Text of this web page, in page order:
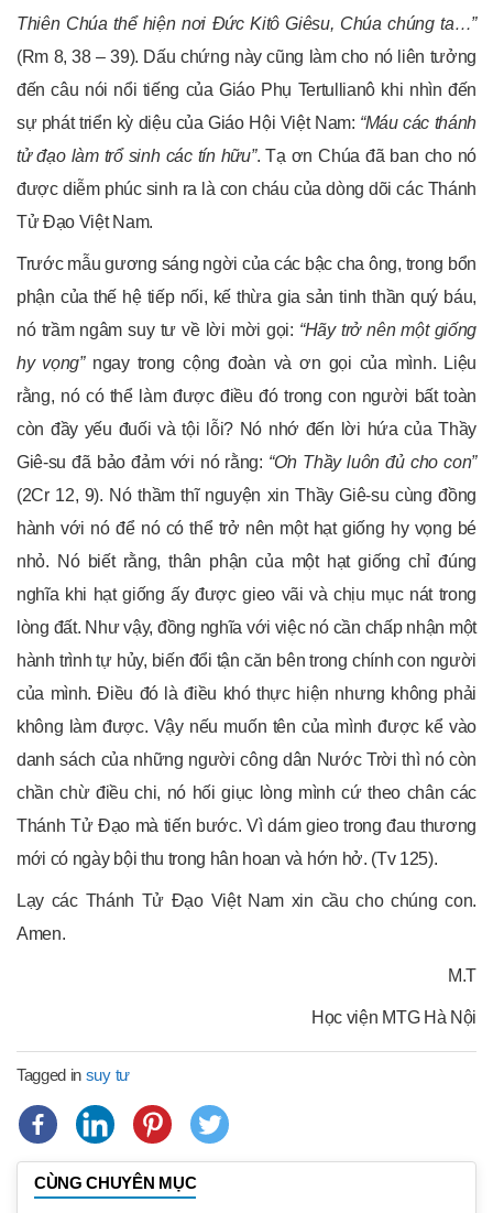
Thiên Chúa thể hiện nơi Đức Kitô Giêsu, Chúa chúng ta…”
(Rm 8, 38 – 39). Dấu chứng này cũng làm cho nó liên tưởng
đến câu nói nổi tiếng của Giáo Phụ Tertullianô khi nhìn đến
sự phát triển kỳ diệu của Giáo Hội Việt Nam: “Máu các thánh
tử đạo làm trổ sinh các tín hữu”. Tạ ơn Chúa đã ban cho nó
được diễm phúc sinh ra là con cháu của dòng dõi các Thánh
Tử Đạo Việt Nam.
Trước mẫu gương sáng ngời của các bậc cha ông, trong bổn
phận của thế hệ tiếp nối, kế thừa gia sản tinh thần quý báu,
nó trầm ngâm suy tư về lời mời gọi: “Hãy trở nên một giống
hy vọng”ngay trong cộng đoàn và ơn gọi của mình. Liệu
rằng, nó có thể làm được điều đó trong con người bất toàn
còn đầy yếu đuối và tội lỗi? Nó nhớ đến lời hứa của Thầy
Giê-su đã bảo đảm với nó rằng: “Ơn Thầy luôn đủ cho con”
(2Cr 12, 9). Nó thầm thĩ nguyện xin Thầy Giê-su cùng đồng
hành với nó để nó có thể trở nên một hạt giống hy vọng bé
nhỏ. Nó biết rằng, thân phận của một hạt giống chỉ đúng
nghĩa khi hạt giống ấy được gieo vãi và chịu mục nát trong
lòng đất. Như vậy, đồng nghĩa với việc nó cần chấp nhận một
hành trình tự hủy, biến đổi tận căn bên trong chính con người
của mình. Điều đó là điều khó thực hiện nhưng không phải
không làm được. Vậy nếu muốn tên của mình được kể vào
danh sách của những người công dân Nước Trời thì nó còn
chần chừ điều chi, nó hối giục lòng mình cứ theo chân các
Thánh Tử Đạo mà tiến bước. Vì dám gieo trong đau thương
mới có ngày bội thu trong hân hoan và hớn hở. (Tv 125).
Lạy các Thánh Tử Đạo Việt Nam xin cầu cho chúng con.
Amen.
M.T
Học viện MTG Hà Nội
Tagged in suy tư
CÙNG CHUYÊN MỤC